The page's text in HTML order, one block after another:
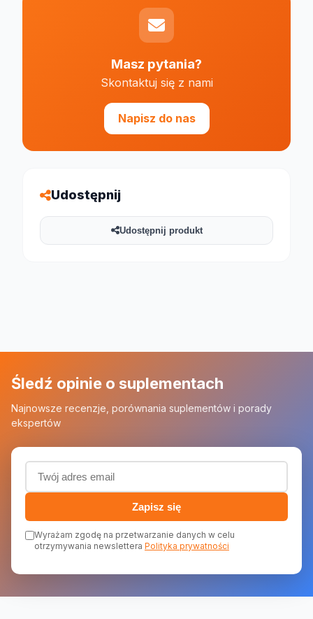
Masz pytania?
Skontaktuj się z nami
Napisz do nas
Udostępnij
Udostępnij produkt
Śledź opinie o suplementach
Najnowsze recenzje, porównania suplementów i porady
ekspertów
Adres email (wymagany)
Zapisz się
Wyrażam zgodę na przetwarzanie danych w celu
otrzymywania newslettera Polityka prywatności